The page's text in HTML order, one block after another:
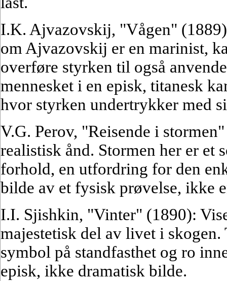
I.K. Ajvazovskij, "Vågen"
om Ajvazovskij er en marinist,
overføre styrken til også
mennesket i en episk, titanesk
hvor styrken undertrykker med
V.G. Perov, "Reisende i
realistisk ånd. Stormen her er et
forhold, en utfordring for den
bilde av et fysisk prøvelse, ikke
I.I. Sjishkin, "Vinter" (1890):
majestetisk del av livet i
symbol på standfasthet og ro
episk, ikke dramatisk bilde.